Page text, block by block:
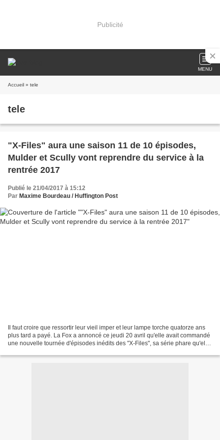
Publicité
MENU
Accueil » tele
tele
"X-Files" aura une saison 11 de 10 épisodes,
Mulder et Scully vont reprendre du service à la
rentrée 2017
Publié le 21/04/2017 à 15:12
Par Maxime Bourdeau / Huffington Post
Il faut croire que ressortir leur vieil imper et leur lampe torche quatorze ans
plus tard a payé. La Fox a annoncé ce jeudi 20 avril qu'elle avait commandé
une nouvelle tournée d'épisodes inédits des "X-Files", sa série phare qu'elle